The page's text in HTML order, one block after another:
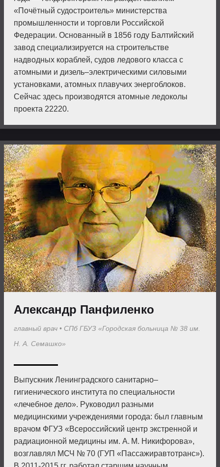
«Почётный судостроитель» министерства
промышленности и торговли Российской
Федерации. Основанный в 1856 году Балтийский
завод специализируется на строительстве
надводных кораблей, судов ледового класса с
атомными и дизель–электрическими силовыми
установками, атомных плавучих энергоблоков.
Сейчас здесь производятся атомные ледоколы
проекта 22220.
Александр Панфиленко
главный врач • СПб ГБУЗ «Городская больница № 38 им.
Н. А. Семашко»
Выпускник Ленинградского санитарно–
гигиенического института по специальности
«лечебное дело». Руководил разными
медицинскими учреждениями города: был главным
врачом ФГУЗ «Всероссийский центр экстренной и
радиационной медицины им. А. М. Никифорова»,
возглавлял МСЧ № 70 (ГУП «Пассажиравтотранс»).